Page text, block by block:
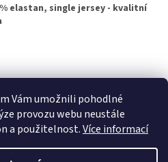
Vám umožnili pohodlné
provozu webu neustále
a použitelnost.Více informací
% elastan, single jersey - kvalitní